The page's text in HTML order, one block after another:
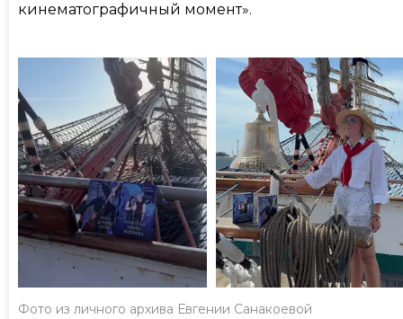
кинематографичный момент».
Фото из личного архива Евгении Санакоевой